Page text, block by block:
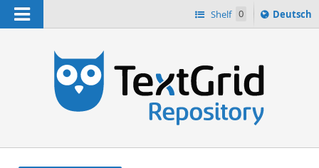
Navigation Shelf 0
Sprache
ï¿½ndern
Deutsch